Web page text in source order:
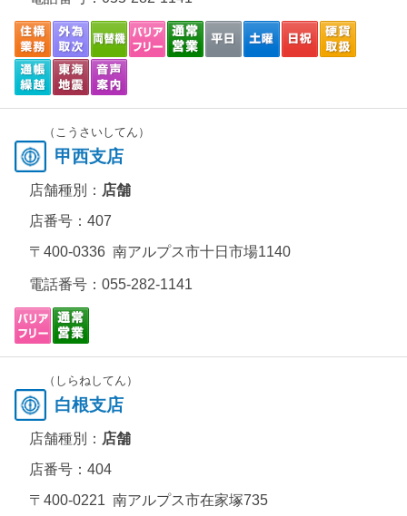
（こうさいしてん）
甲西支店
店舗種別： 店舗
店番号：407
〒400-0336 南アルプス市十日市場1140
電話番号： 055-282-1141
（しらねしてん）
白根支店
店舗種別： 店舗
店番号：404
〒400-0221 南アルプス市在家塚735